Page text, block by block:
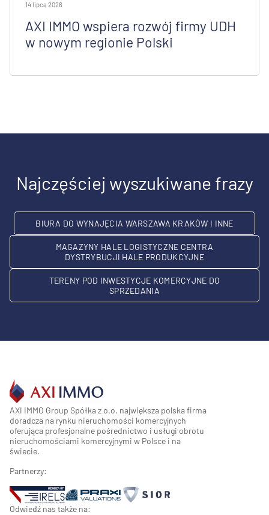
14 lipca 2026
AXI IMMO wspiera rozwój firmy UDH
w nowym regionie Polski
Najczęściej wyszukiwane frazy
BIURA DO WYNAJĘCIA WARSZAWA KRAKÓW I INNE
MAGAZYNY HALE LOGISTYCZNE CENTRA
DYSTRYBUCJI HALE PRODUKCYJNE
TERENY POD INWESTYCJE KOMERCYJNE DO
SPRZEDANIA
AXI IMMO Group Spółka z o.o. największa polska firma
doradcza na rynku nieruchomości komercyjnych
oferująca profesjonalne pośrednictwo i usługi obrotu
nieruchomościami komercyjnymi w Polsce i na
świecie.
Partnerzy:
Odwiedź nas także na: